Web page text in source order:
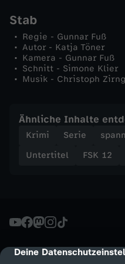
cmp-dialog-
Deine
Stab
Regie - Gunnar Fuß
Autor - Katja Töner
Kamera - Gunnar Fuß
Schnitt - Simone Klier
Musik - Christoph
Ähnliche Inhalte
Krimi Serie
Untertitel
FSK 12